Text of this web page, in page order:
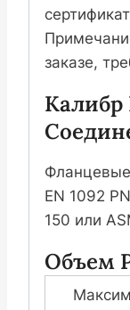
заказе,
EN 1092
150 или
Объем